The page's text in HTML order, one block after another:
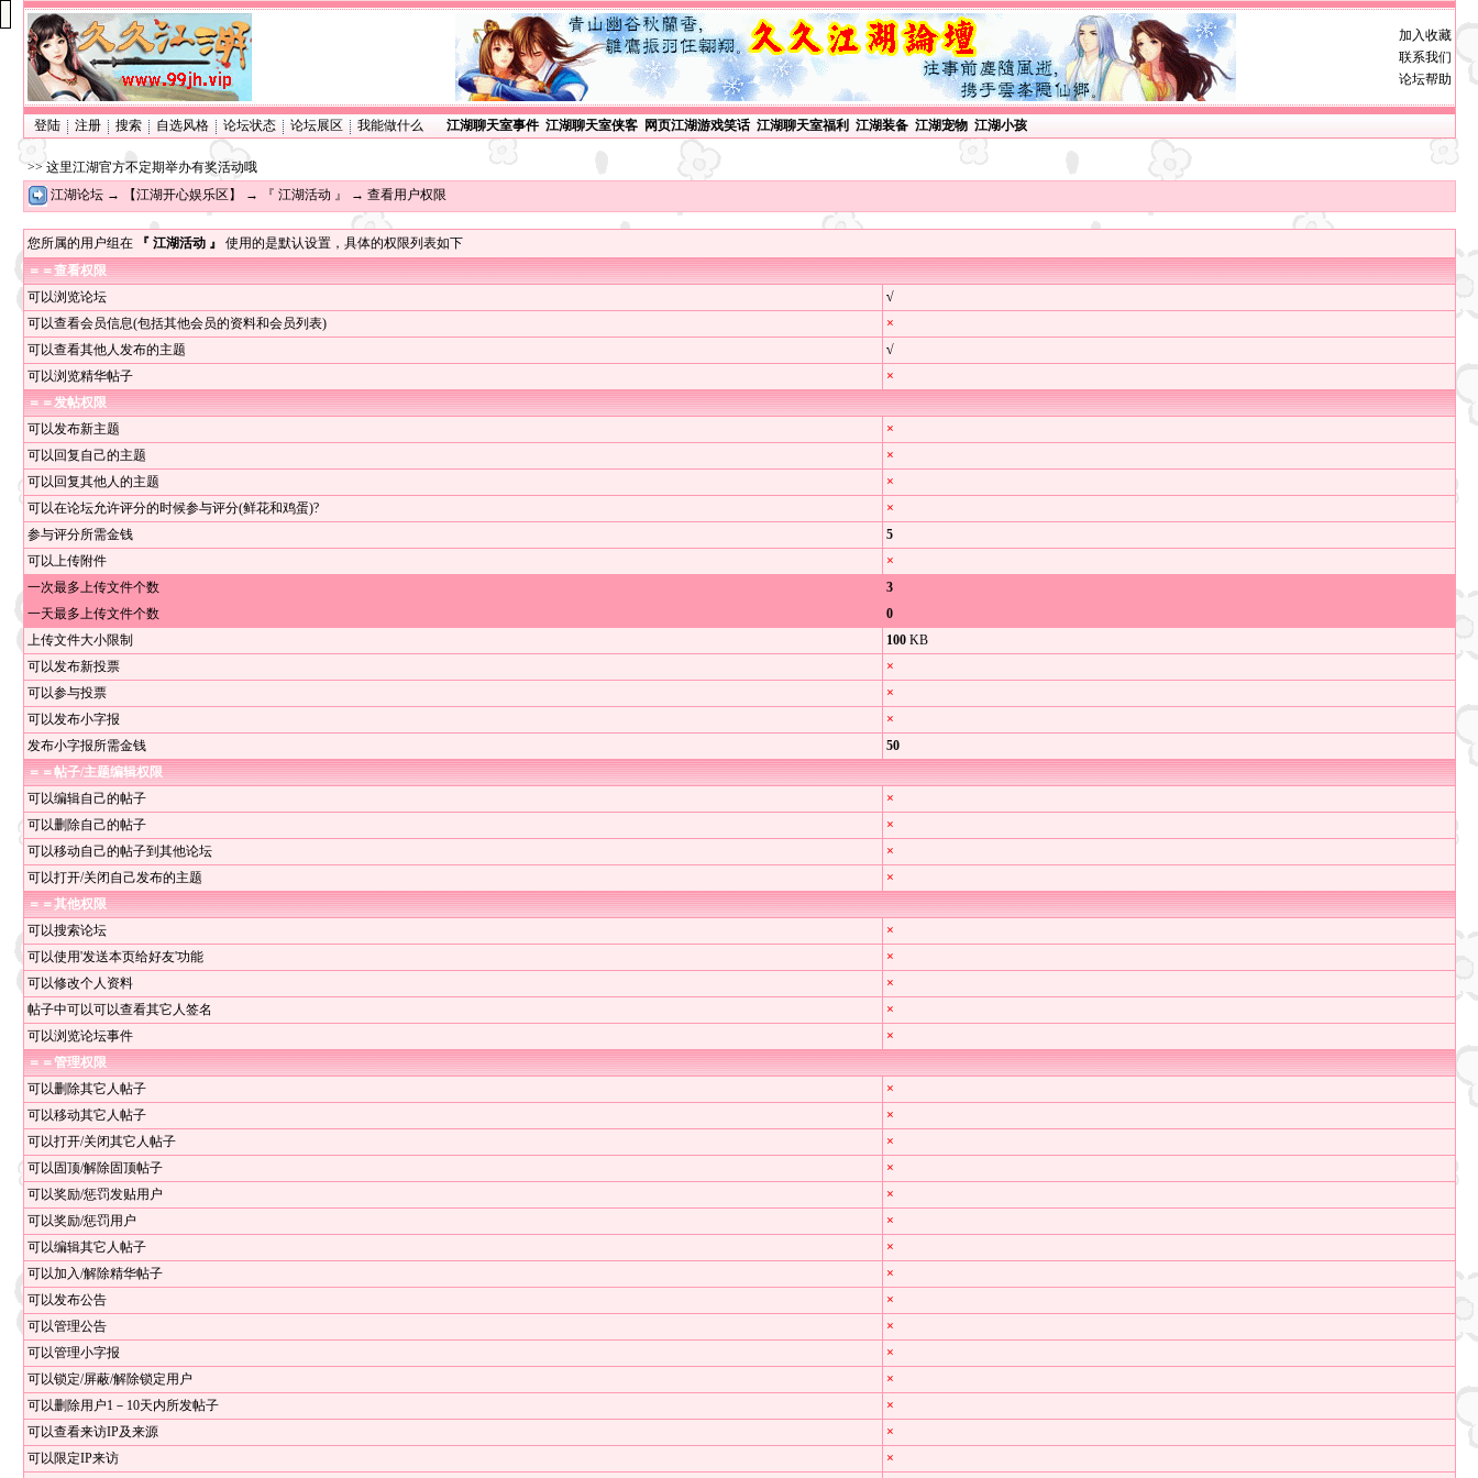
加入收藏
联系我们
论坛帮助
登陆 注册 搜索 自选风格 论坛状态 论坛展区 我能做什么 江湖聊天室事件 江湖聊天室侠客 网页江湖游戏笑话 江湖聊天室福利 江湖装备 江湖宠物 江湖小孩
>> 这里江湖官方不定期举办有奖活动哦
江湖论坛→ 【江湖开心娱乐区】 → 『 江湖活动 』 → 查看用户权限
您所属的用户组在 『 江湖活动 』
使用的是默认设置，具体的权限列表如下
＝＝查看权限
可以浏览论坛
√
可以查看会员信息(包括其他会员的资料和会员列表)
×
可以查看其他人发布的主题
√
可以浏览精华帖子
×
＝＝发帖权限
可以发布新主题
×
可以回复自己的主题
×
可以回复其他人的主题
×
可以在论坛允许评分的时候参与评分(鲜花和鸡蛋)?
×
参与评分所需金钱
5
可以上传附件
×
一次最多上传文件个数
3
一天最多上传文件个数
0
上传文件大小限制
100KB
可以发布新投票
×
可以参与投票
×
可以发布小字报
×
发布小字报所需金钱
50
＝＝帖子/主题编辑权限
可以编辑自己的帖子
×
可以删除自己的帖子
×
可以移动自己的帖子到其他论坛
×
可以打开/关闭自己发布的主题
×
＝＝其他权限
可以搜索论坛
×
可以使用'发送本页给好友'功能
×
可以修改个人资料
×
帖子中可以可以查看其它人签名
×
可以浏览论坛事件
×
＝＝管理权限
可以删除其它人帖子
×
可以移动其它人帖子
×
可以打开/关闭其它人帖子
×
可以固顶/解除固顶帖子
×
可以奖励/惩罚发贴用户
×
可以奖励/惩罚用户
×
可以编辑其它人帖子
×
可以加入/解除精华帖子
×
可以发布公告
×
可以管理公告
×
可以管理小字报
×
可以锁定/屏蔽/解除锁定用户
×
可以删除用户1－10天内所发帖子
×
可以查看来访IP及来源
×
可以限定IP来访
×